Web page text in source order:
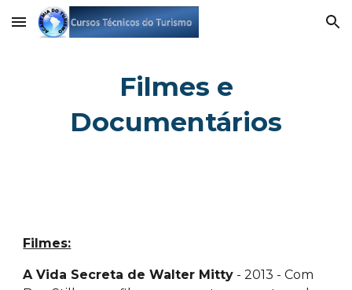
Skip to main content Skip to navigation
Filmes e
Documentários
Filmes:
A Vida Secreta de Walter Mitty - 2013 - Com